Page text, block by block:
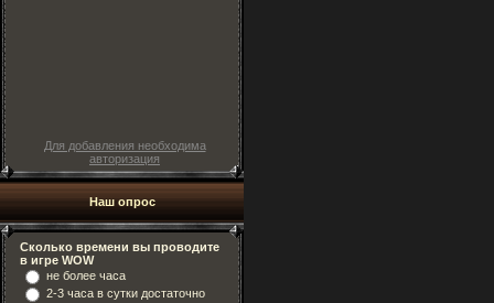
Для добавления необходима
авторизация
Наш опрос
Сколько времени вы проводите
в игре WOW
не более часа
2-3 часа в сутки достаточно